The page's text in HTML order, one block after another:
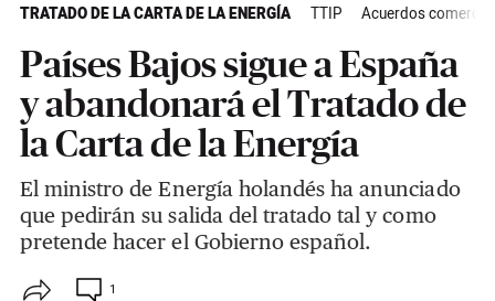
TRATADO DE LA CARTA DE LA ENERGÍA TTIP Acuerdos
Países Bajos sigue a España
y abandonará el Tratado de
la Carta de la Energía
El ministro de Energía holandés ha anunciado
que pedirán su salida del tratado tal y como
pretende hacer el Gobierno español.
1